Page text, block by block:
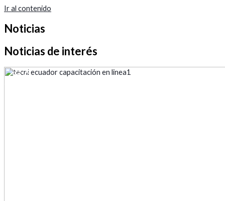
Ir al contenido
Noticias
Noticias de interés